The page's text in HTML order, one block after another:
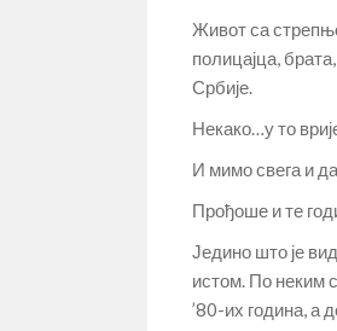
Живот са
полицајца,
Србије.
Некако…у то
И мимо свега и
Прођоше и те
Једино што је
истом. По неким
’80-их година, а